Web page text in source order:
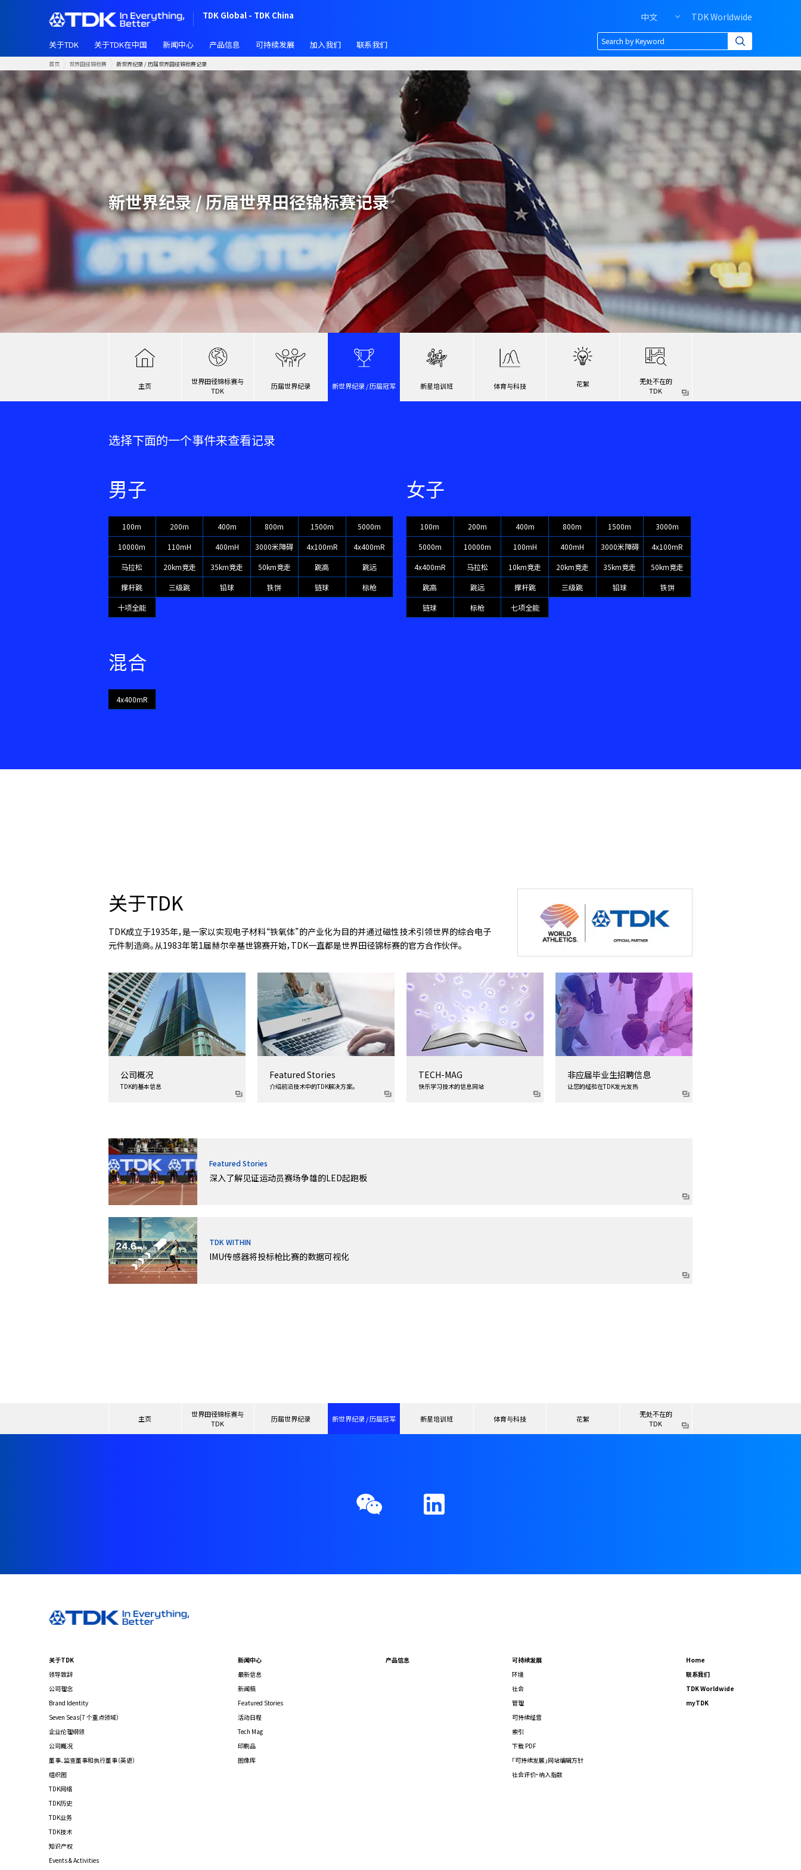
内
容
TDK Global - TDK China
Header
right
menu
of
中文 TDK Worldwide
关于TDK 关于TDK在中国 新闻中心 产品信息 可持续发展 加入我们 联系我们
首页 世界田径锦标赛 新世界纪录 / 历届世界田径锦标赛记录
新世界纪录 / 历届世界田径锦标赛记录
主页
世界田径锦标赛与
TDK
历届世界纪录 新世界纪录 / 历届冠军 新星培训班 体育与科技 花絮
无处不在的
TDK
选择下面的一个事件来查看记录
男子
100m 200m 400m 800m 1500m
5000m
10000m
110mH 400mH 3000米障碍 4x100mR
4x400mR
马拉松
20km竞走 35km竞走 50km竞走 跳高
跳远
撑杆跳
三级跳 铅球 铁饼 链球
标枪
十项全能
女子
100m 200m 400m 800m 1500m
3000m
5000m
10000m 100mH 400mH 3000米障碍
4x100mR
4x400mR
马拉松 10km竞走 20km竞走 35km竞走
50km竞走
跳高
跳远 撑杆跳 三级跳 铅球
铁饼
链球
标枪 七项全能
混合
4x400mR
关于TDK
TDK成立于1935年，是一家以实现电子材料“铁氧体”的产业化为目的并通过磁性技术引领世界的综合电子
元件制造商。从1983年第1届赫尔辛基世锦赛开始，TDK一直都是世界田径锦标赛的官方合作伙伴。
公司概况
TDK的基本信息
Featured Stories
介绍前沿技术中的TDK解决方案。
TECH-MAG
快乐学习技术的信息网站
非应届毕业生招聘信息
让您的经验在TDK发光发热
Featured Stories
深入了解见证运动员赛场争雄的LED起跑板
TDK WITHIN
IMU传感器将投标枪比赛的数据可视化
主页
世界田径锦标赛与
TDK
历届世界纪录 新世界纪录 / 历届冠军 新星培训班 体育与科技 花絮
无处不在的
TDK
关于TDK
领导致辞
公司理念
Brand Identity
Seven Seas(7 个重点领域）
企业伦理纲领
公司概况
董事、监查董事和执行董事（英语）
组织图
TDK网络
TDK历史
TDK业务
TDK技术
知识产权
Events & Activities
新闻中心
最新信息
新闻稿
Featured Stories
活动日程
Tech Mag
印刷品
图像库
产品信息
可持续发展
环境
社会
管理
可持续经营
索引
下载 PDF
「可持续发展」网站编辑方针
社会评价·纳入指数
Home
联系我们
TDK Worldwide
myTDK